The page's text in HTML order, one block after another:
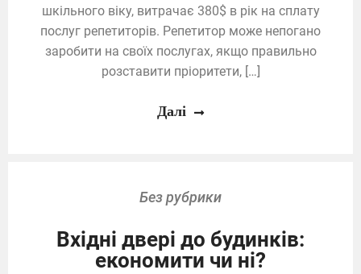
шкільного віку, витрачає 380$ в рік на сплату
послуг репетиторів. Репетитор може непогано
заробити на своїх послугах, якщо правильно
розставити пріоритети, […]
Далі
Без рубрики
Вхідні двері до будинків:
економити чи ні?